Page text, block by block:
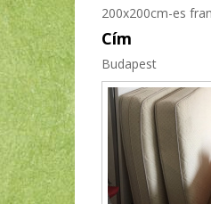
200x200cm-es
Cím
Budapest